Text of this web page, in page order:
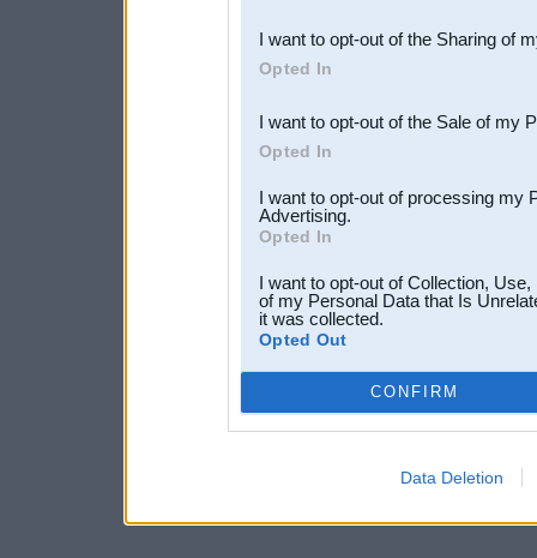
Downstream Participants
third parties.
I want to opt-out of the Sharing of
Opted In
I want to opt-out of the Sale of my
Opted In
I want to opt-out of processing my
Advertising.
Opted In
I want to opt-out of Collection,
of my Personal Data that Is
it was collected.
Opted Out
CONFIRM
Data Deletion